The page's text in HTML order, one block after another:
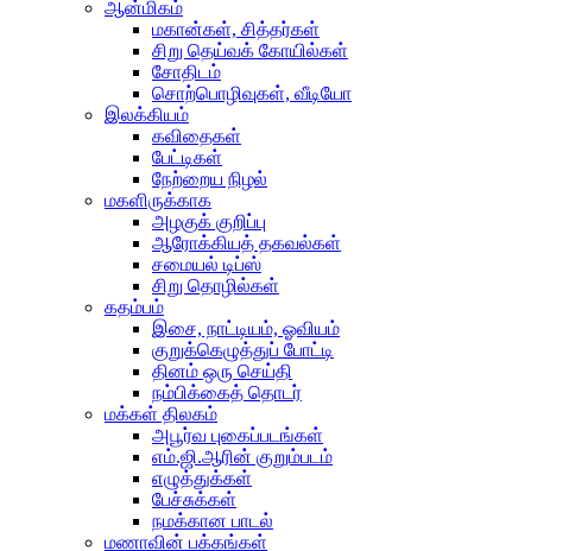
ஆன்மிகம்
மகான்கள், சித்தர்கள்
சிறு தெய்வக் கோயில்கள்
சோதிடம்
சொற்பொழிவுகள், வீடியோ
இலக்கியம்
கவிதைகள்
பேட்டிகள்
நேற்றைய நிழல்
மகளிருக்காக
அழகுக் குறிப்பு
ஆரோக்கியத் தகவல்கள்
சமையல் டிப்ஸ்
சிறு தொழில்கள்
கதம்பம்
இசை, நாட்டியம், ஓவியம்
குறுக்கெழுத்துப் போட்டி
தினம் ஒரு செய்தி
நம்பிக்கைத் தொடர்
மக்கள் திலகம்
அபூர்வ புகைப்படங்கள்
எம்.ஜி.ஆரின் குறும்படம்
எழுத்துக்கள்
பேச்சுக்கள்
நமக்கான பாடல்
மணாவின் பக்கங்கள்